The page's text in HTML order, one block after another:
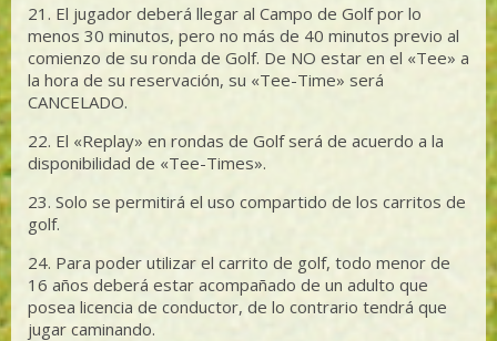
21. El jugador deberá llegar al Campo de Golf por lo
menos 30 minutos, pero no más de 40 minutos previo al
comienzo de su ronda de Golf. De NO estar en el «Tee» a
la hora de su reservación, su «Tee-Time» será
CANCELADO.
22. El «Replay» en rondas de Golf será de acuerdo a la
disponibilidad de «Tee-Times».
23. Solo se permitirá el uso compartido de los carritos de
golf.
24. Para poder utilizar el carrito de golf, todo menor de
16 años deberá estar acompañado de un adulto que
posea licencia de conductor, de lo contrario tendrá que
jugar caminando.